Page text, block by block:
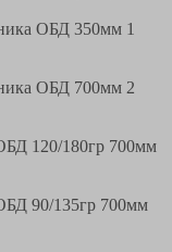
ОБД 350мм 1
ОБД 700мм 2
120/180гр 700мм
90/135гр 700мм